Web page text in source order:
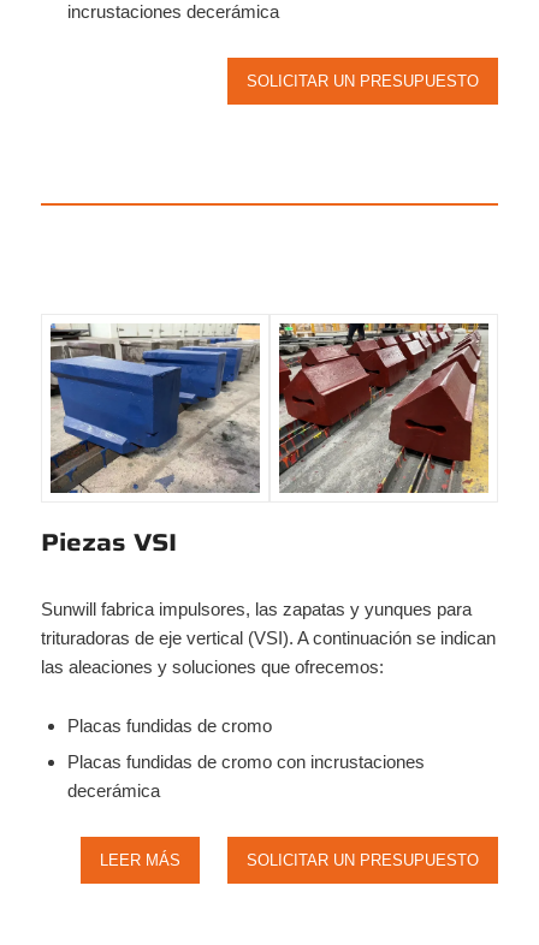
incrustaciones decerámica
SOLICITAR UN PRESUPUESTO
Piezas VSI
Sunwill fabrica impulsores, las zapatas y yunques para
trituradoras de eje vertical (VSI). A continuación se indican
las aleaciones y soluciones que ofrecemos:
Placas fundidas de cromo
Placas fundidas de cromo con incrustaciones
decerámica
LEER MÁS SOLICITAR UN PRESUPUESTO